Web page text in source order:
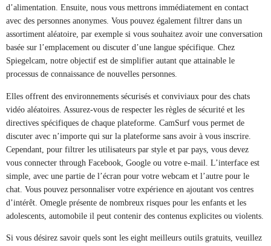
d’alimentation. Ensuite, nous vous mettrons immédiatement en contact
avec des personnes anonymes. Vous pouvez également filtrer dans un
assortiment aléatoire, par exemple si vous souhaitez avoir une conversation
basée sur l’emplacement ou discuter d’une langue spécifique. Chez
Spiegelcam, notre objectif est de simplifier autant que attainable le
processus de connaissance de nouvelles personnes.
Elles offrent des environnements sécurisés et conviviaux pour des chats
vidéo aléatoires. Assurez-vous de respecter les règles de sécurité et les
directives spécifiques de chaque plateforme. CamSurf vous permet de
discuter avec n’importe qui sur la plateforme sans avoir à vous inscrire.
Cependant, pour filtrer les utilisateurs par style et par pays, vous devez
vous connecter through Facebook, Google ou votre e-mail. L’interface est
simple, avec une partie de l’écran pour votre webcam et l’autre pour le
chat. Vous pouvez personnaliser votre expérience en ajoutant vos centres
d’intérêt. Omegle présente de nombreux risques pour les enfants et les
adolescents, automobile il peut contenir des contenus explicites ou violents.
Si vous désirez savoir quels sont les eight meilleurs outils gratuits, veuillez